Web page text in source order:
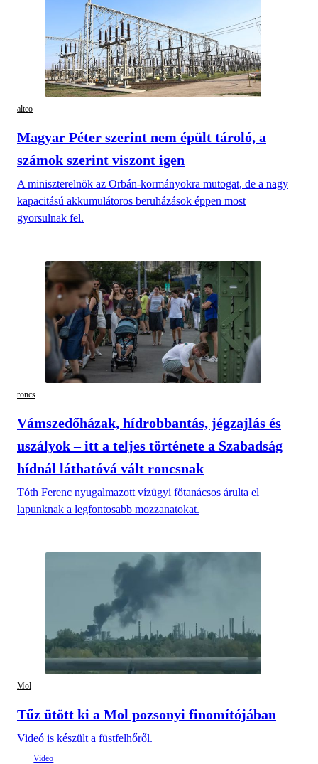
alteo
Magyar Péter szerint nem épült tároló, a
számok szerint viszont igen
A miniszterelnök az Orbán-kormányokra mutogat, de a nagy
kapacitású akkumulátoros beruházások éppen most
gyorsulnak fel.
roncs
Vámszedőházak, hídrobbantás, jégzajlás és
uszályok – itt a teljes története a Szabadság
hídnál láthatóvá vált roncsnak
Tóth Ferenc nyugalmazott vízügyi főtanácsos árulta el
lapunknak a legfontosabb mozzanatokat.
Mol
Tűz ütött ki a Mol pozsonyi finomítójában
Videó is készült a füstfelhőről.